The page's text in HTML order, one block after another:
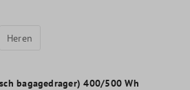
Heren
bagagedrager) 400/500 Wh